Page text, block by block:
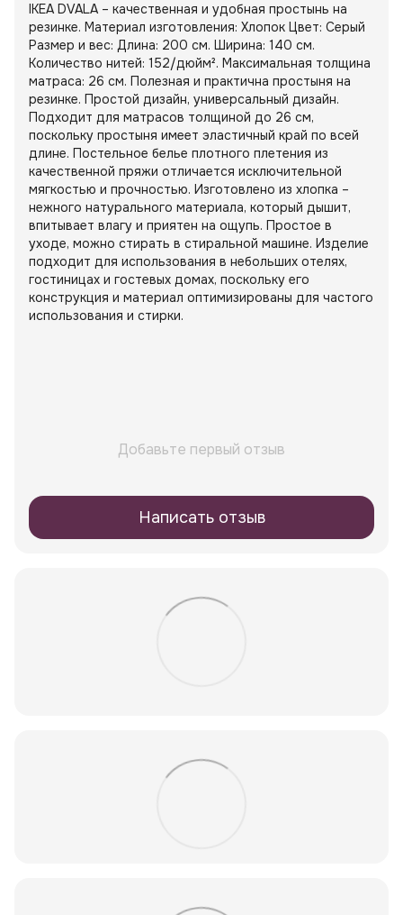
IKEA DVALA – качественная и удобная простынь на
резинке. Материал изготовления: Хлопок Цвет: Серый
Размер и вес: Длина: 200 см. Ширина: 140 см.
Количество нитей: 152/дюйм². Максимальная толщина
матраса: 26 см. Полезная и практична простыня на
резинке. Простой дизайн, универсальный дизайн.
Подходит для матрасов толщиной до 26 см,
поскольку простыня имеет эластичный край по всей
длине. Постельное белье плотного плетения из
качественной пряжи отличается исключительной
мягкостью и прочностью. Изготовлено из хлопка –
нежного натурального материала, который дышит,
впитывает влагу и приятен на ощупь. Простое в
уходе, можно стирать в стиральной машине. Изделие
подходит для использования в небольших отелях,
гостиницах и гостевых домах, поскольку его
конструкция и материал оптимизированы для частого
использования и стирки.
Добавьте первый отзыв
Написать отзыв